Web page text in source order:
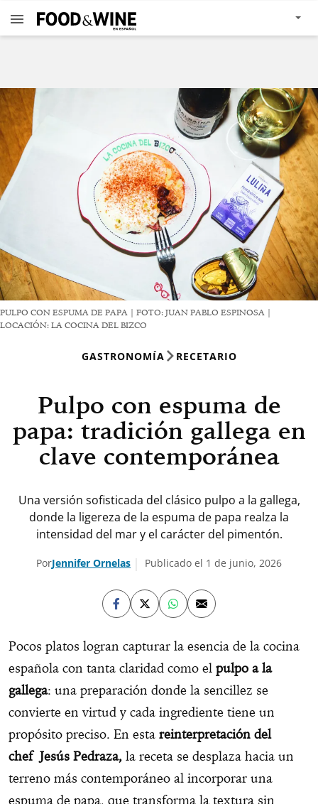
PULPO CON ESPUMA DE PAPA | FOTO: JUAN PABLO ESPINOSA |
LOCACIÓN: LA COCINA DEL BIZCO
GASTRONOMÍA RECETARIO
Pulpo con espuma de
papa: tradición gallega en
clave contemporánea
Una versión sofisticada del clásico pulpo a la gallega,
donde la ligereza de la espuma de papa realza la
intensidad del mar y el carácter del pimentón.
PorJennifer Ornelas Publicado el 1 de junio, 2026
Pocos platos logran capturar la esencia de la cocina
española con tanta claridad como el pulpo a la
gallega: una preparación donde la sencillez se
convierte en virtud y cada ingrediente tiene un
propósito preciso. En esta reinterpretación del
chef Jesús Pedraza, la receta se desplaza hacia un
terreno más contemporáneo al incorporar una
espuma de papa, que transforma la textura sin